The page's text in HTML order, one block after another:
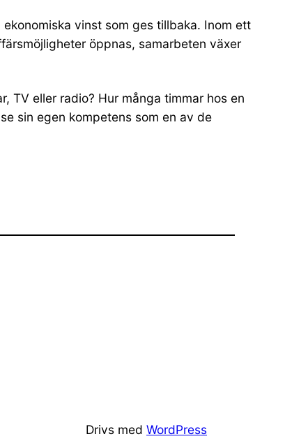
vinst som ges tillbaka. Inom ett
öppnas, samarbeten växer
TV eller radio? Hur många timmar hos en
sin egen kompetens som en av de
Drivs med WordPress